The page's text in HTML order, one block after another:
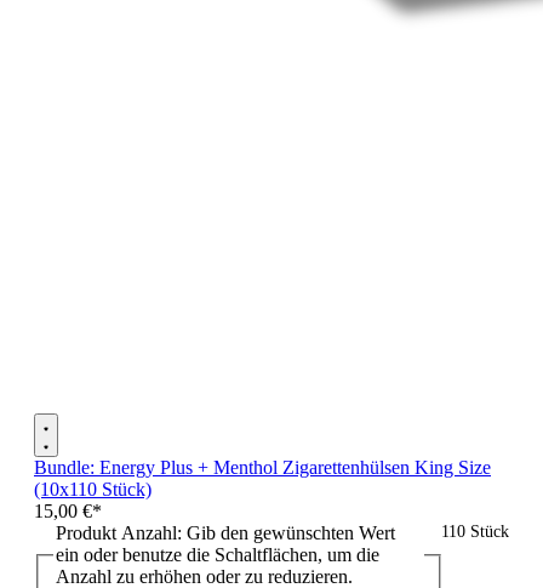
Bundle: Energy Plus + Menthol Zigarettenhülsen King Size
(10x110 Stück)
15,00 €*
110 Stück
Produkt Anzahl: Gib den gewünschten Wert
ein oder benutze die Schaltflächen, um die
Anzahl zu erhöhen oder zu reduzieren.